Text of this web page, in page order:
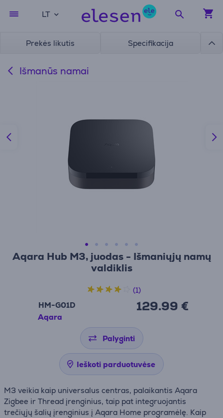
LT
Prekės likutis Specifikacija
Išmanūs namai
Aqara Hub M3, juodas - Išmaniųjų namų
valdiklis
HM-G01D
Aqara
129.99 €
(1)
Palyginti
Ieškoti parduotuvėse
M3 veikia kaip universalus centras, palaikantis Aqara
Zigbee ir Thread įrenginius, taip pat integruojantis
trečiųjų šalių įrenginius į Aqara Home programėlę. Kaip